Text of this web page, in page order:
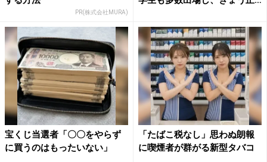
PR(株式会社MURA)
宝くじ当選者「〇〇をやらず
に買うのはもったいない」
「たばこ税なし」思わぬ朗報
に喫煙者が群がる新型タバコ